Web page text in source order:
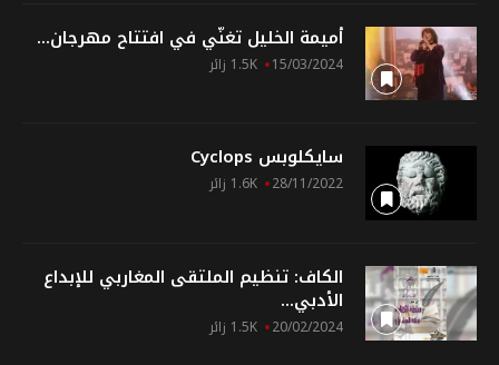
أميمة الخليل تغنّي في افتتاح مهرجان...
15/03/2024 1.5K زائر
سايكلوبس Cyclops
28/11/2022 1.6K زائر
الكاف: تنظيم الملتقى المغاربي للإبداع
الأدبي...
20/02/2024 1.5K زائر